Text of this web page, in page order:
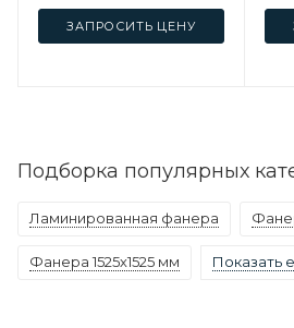
ЗАПРОСИТЬ ЦЕНУ
Подборка популярных
Ламинированная фанера
Фанера 1525х1525 мм Показать